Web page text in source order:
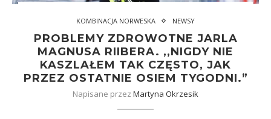
KOMBINACJA NORWESKA NEWSY
PROBLEMY ZDROWOTNE JARLA
MAGNUSA RIIBERA. ,,NIGDY NIE
KASZLAŁEM TAK CZĘSTO, JAK
PRZEZ OSTATNIE OSIEM TYGODNI.”
Napisane przez Martyna Okrzesik